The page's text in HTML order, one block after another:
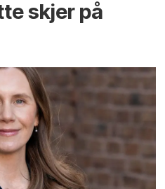
skjer på